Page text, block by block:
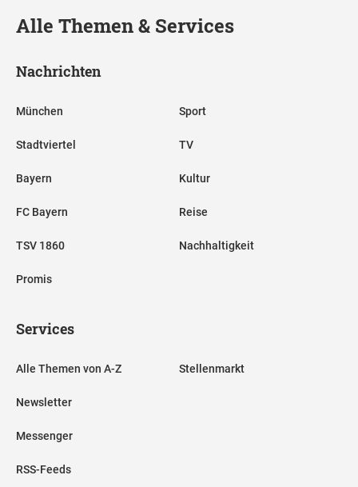
Alle Themen & Services
Nachrichten
München
Stadtviertel
Bayern
FC Bayern
TSV 1860
Promis
Sport
TV
Kultur
Reise
Nachhaltigkeit
Services
Alle Themen von A-Z
Newsletter
Messenger
RSS-Feeds
Stellenmarkt